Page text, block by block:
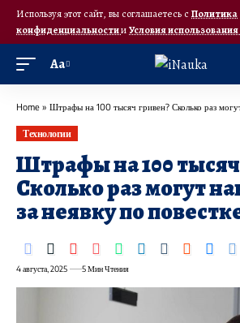
Используя этот сайт, вы соглашаетесь с Политика
конфиденциальностииУсловия использования
Аа
Home » Штрафы на 100 тысяч гривен? Сколько раз могут
Технологии
Штрафы на 100
Сколько раз могут
за неявку по
4 августа, 2025 5 Мин Чтения